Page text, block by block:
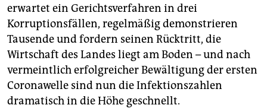
erwartet ein Gerichtsverfahren in drei
Korruptionsfällen, regelmäßig demonstrieren
Tausende und fordern seinen Rücktritt, die
Wirtschaft des Landes liegt am Boden – und nach
vermeintlich erfolgreicher Bewältigung der ersten
Coronawelle sind nun die Infektionszahlen
dramatisch in die Höhe geschnellt.